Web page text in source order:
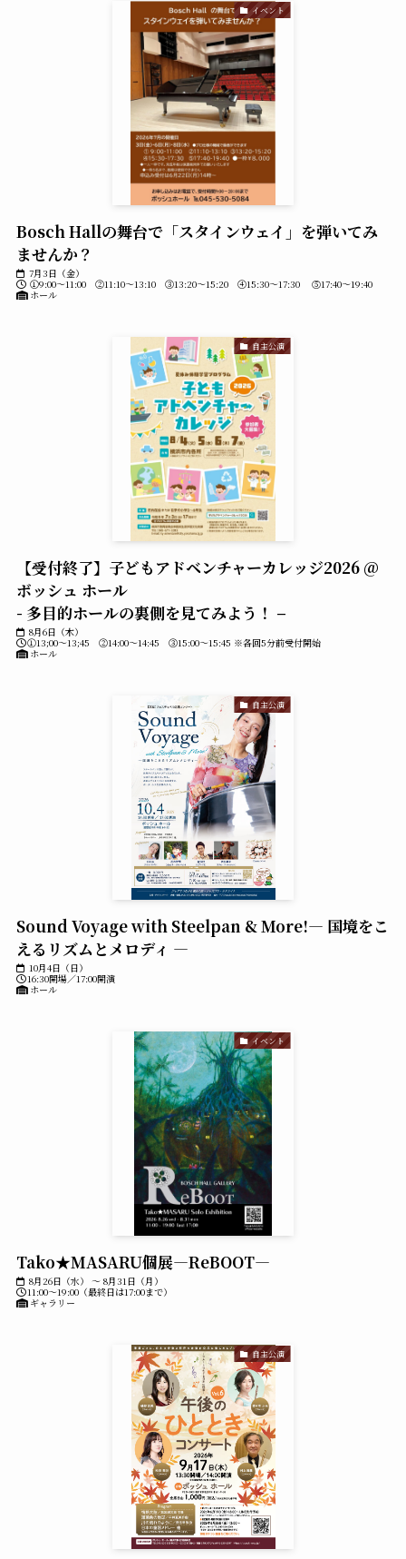
イベント
Bosch Hallの舞台で「スタインウェイ」を弾いてみ
ませんか？
7月3日（金）
①9:00～11:00 ②11:10～13:10 ③13:20～15:20 ④15:30～17:30 ⑤17:40～19:40
ホール
自主公演
【受付終了】子どもアドベンチャーカレッジ2026 @
ボッシュ ホール
- 多目的ホールの裏側を見てみよう！ –
8月6日（木）
①13;00～13;45 ②14:00～14:45 ③15:00～15:45 ※各回5分前受付開始
ホール
自主公演
Sound Voyage with Steelpan & More!― 国境をこ
えるリズムとメロディ ―
10月4日（日）
16:30開場／17:00開演
ホール
イベント
Tako★MASARU個展―ReBOOT―
8月26日（水） ～ 8月31日（月）
11:00～19:00（最終日は17:00まで）
ギャラリー
自主公演